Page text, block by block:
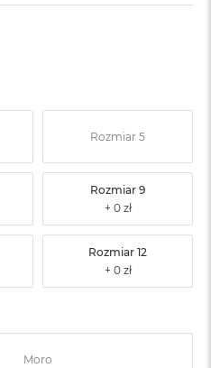
Rozmiar 5
Rozmiar 9
Rozmiar 12
Moro